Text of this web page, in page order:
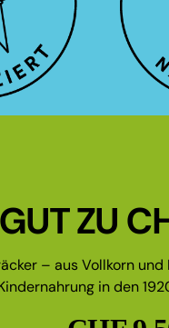
ZU
– aus Vollkorn
in den